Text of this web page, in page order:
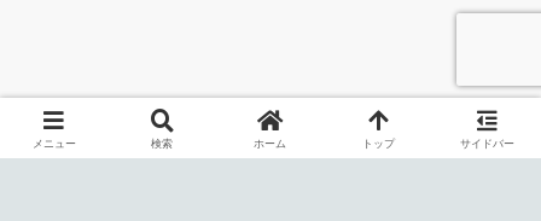
メニュー 検索 ホーム トップ サイドバー